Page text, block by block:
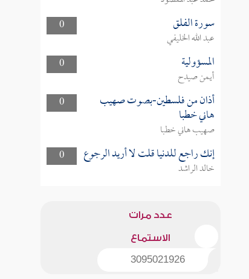
0
سورة الفلق
عبد الله الخليفي
0
المسؤولية
أيمن صيدح
0
أذان من فلسطين-بصوت صهيب
هاني خطبا
صهيب هاني خطبا
0
إنك راجع للدنيا قلت لا أريد الرجوع
خالد الراشد
عدد مرات
الاستماع
3095021926